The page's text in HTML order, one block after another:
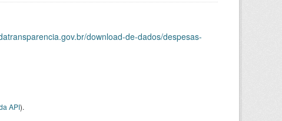
download-de-dados/despesas-
API).